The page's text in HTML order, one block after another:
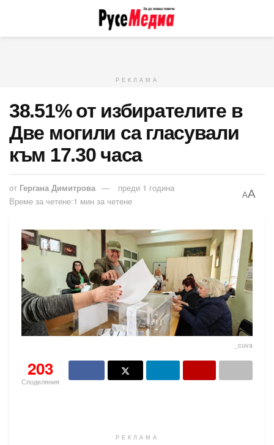
РЕКЛАМА
38.51% от избирателите в
Две могили са гласували
към 17.30 часа
от Гергана Димитрова
преди 1 година
Време за четене:1 мин за четене
AA
_cuva
203
Споделяния
РЕКЛАМА